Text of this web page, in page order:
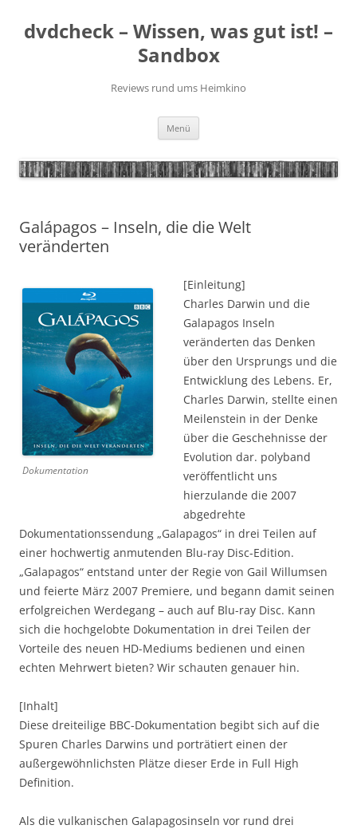
springen
dvdcheck – Wissen, was gut ist! –
Sandbox
Reviews rund ums Heimkino
Menü
Galápagos – Inseln, die die Welt
veränderten
Dokumentation
[Einleitung]
Charles Darwin und die
Galapagos Inseln
veränderten das Denken
über den Ursprungs und die
Entwicklung des Lebens. Er,
Charles Darwin, stellte einen
Meilenstein in der Denke
über die Geschehnisse der
Evolution dar. polyband
veröffentlicht uns
hierzulande die 2007
abgedrehte
Dokumentationssendung „Galapagos“ in drei Teilen auf
einer hochwertig anmutenden Blu-ray Disc-Edition.
„Galapagos“ entstand unter der Regie von Gail Willumsen
und feierte März 2007 Premiere, und begann damit seinen
erfolgreichen Werdegang – auch auf Blu-ray Disc. Kann
sich die hochgelobte Dokumentation in drei Teilen der
Vorteile des neuen HD-Mediums bedienen und einen
echten Mehrwert bieten? Wir schauten genauer hin.
[Inhalt]
Diese dreiteilige BBC-Dokumentation begibt sich auf die
Spuren Charles Darwins und porträtiert einen der
außergewöhnlichsten Plätze dieser Erde in Full High
Definition.
Als die vulkanischen Galapagosinseln vor rund drei